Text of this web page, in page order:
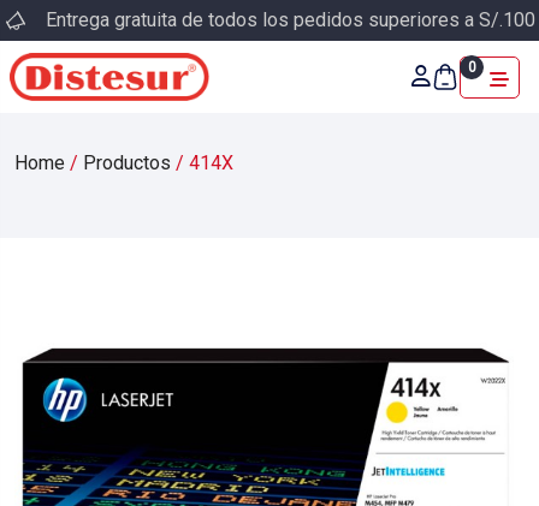
Entrega gratuita de todos los pedidos superiores a S/.100
0
Home / Productos / 414X